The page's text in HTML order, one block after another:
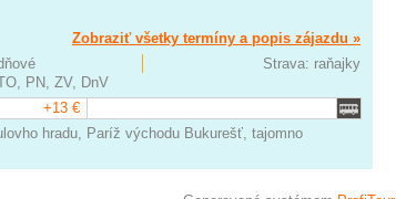
Zobraziť všetky termíny a popis zájazdu »
Strava: raňajky
PN, ZV, DnV
+13 €
hradu, Paríž východu Bukurešť, tajomno